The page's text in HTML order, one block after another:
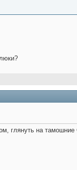
глянуть на тамошние